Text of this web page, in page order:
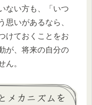
ない方も、「いつ
思いがあるなら、
けておくことをお
が、将来の自分の
ん。
メカニズムを